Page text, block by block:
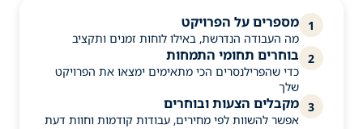
1 מספרים על הפרויקט
מה העבודה הנדרשת, באילו לוחות זמנים ותקציב
2
בוחרים תחומי התמחות
כדי שהפרילנסרים הכי מתאימים ימצאו את הפרויקט
שלך
3 מקבלים הצעות ובוחרים
אפשר להשוות לפי מחירים, עבודות קודמות וחוות דעת